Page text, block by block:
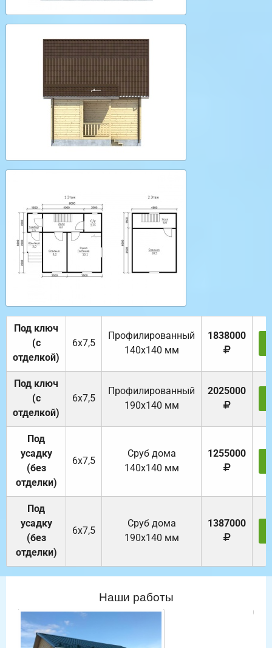
Под ключ
(с
отделкой)
6х7,5
Профилированный
140х140 мм
1838000
Под ключ
(с
отделкой)
6х7,5
Профилированный
190х140 мм
2025000
Под
усадку
(без
отделки)
6х7,5
Cруб дома
140х140 мм
1255000
Под
усадку
(без
отделки)
6х7,5
Cруб дома
190х140 мм
1387000
Наши работы